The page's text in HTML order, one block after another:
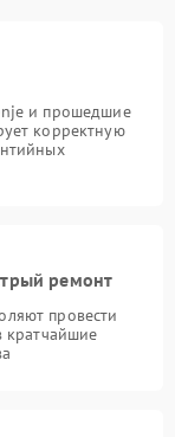
и прошедшие
корректную
ремонт
провести
кратчайшие